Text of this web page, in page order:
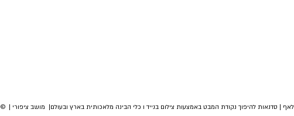
| סדנאות להיפוך נקודת המבט באמצעות צילום בנייד ו כלי הבינה מלאכותית בארץ ובעולם| מושב ציפורי | ©